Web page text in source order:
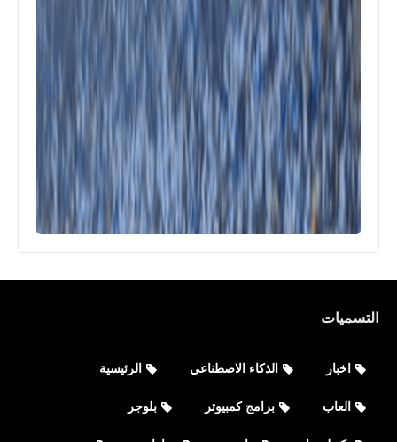
التسميات
اخبار الذكاء الاصطناعي الرئيسية
العاب برامج كمبيوتر بلوجر